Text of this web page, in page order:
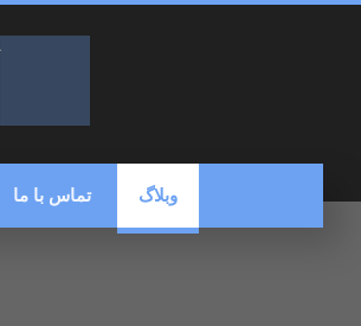
تماس با ما وبلاگ